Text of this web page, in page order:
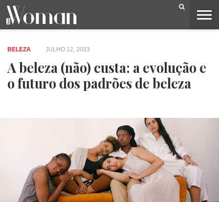
BELEZA
CAPA
LIFESTYLE
MODA
OPINIÃO
PESSOAS
SOCIEDADE
VIDEOS
BELEZA JULHO 12, 2023
A beleza (não) custa: a evolução e
o futuro dos padrões de beleza